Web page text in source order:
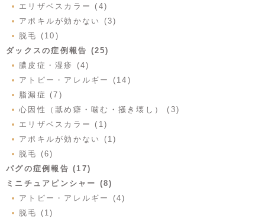
エリザベスカラー (4)
アポキルが効かない (3)
脱毛 (10)
ダックスの症例報告 (25)
膿皮症・湿疹 (4)
アトピー・アレルギー (14)
脂漏症 (7)
心因性（舐め癖・噛む・掻き壊し） (3)
エリザベスカラー (1)
アポキルが効かない (1)
脱毛 (6)
パグの症例報告 (17)
ミニチュアピンシャー (8)
アトピー・アレルギー (4)
脱毛 (1)